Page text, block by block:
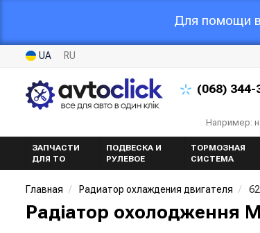
Для помощи
UA RU
(068) 344-
Например:
ЗАПЧАСТИ
ДЛЯ ТО
ПОДВЕСКА И
РУЛЕВОЕ
ТОРМОЗНАЯ
СИСТЕМА
Главная Радиатор охлаждения двигателя
Радіатор охолодження